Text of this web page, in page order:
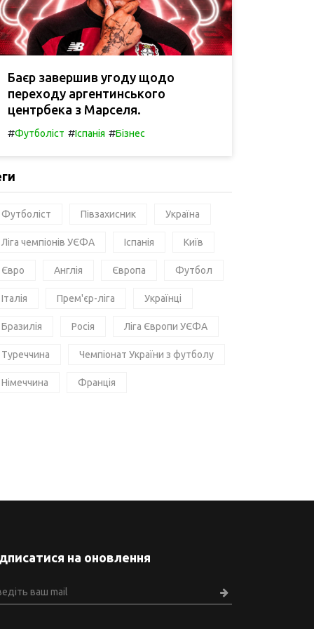
Баєр завершив угоду щодо
переходу аргентинського
центрбека з Марселя.
#Футболіст #Іспанія #Бізнес
Футболіст Півзахисник Україна
Ліга чемпіонів УЄФА Іспанія Київ
Євро Англія Європа Футбол
Італія Прем'єр-ліга Українці
Бразилія Росія Ліга Європи УЄФА
Туреччина Чемпіонат України з футболу
Німеччина Франція
на оновлення